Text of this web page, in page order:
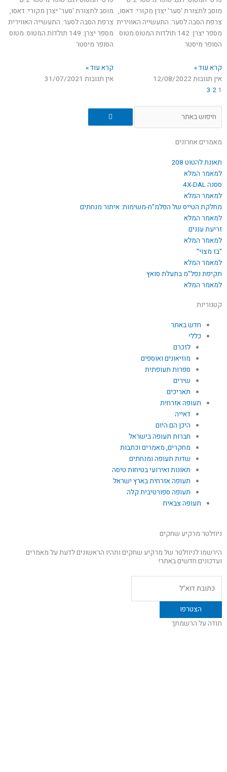
מוסב לתצורת 'סער' יצרן מקורי: דאסו,
צרפת הסבה לסער: התעשייה האווירית
מספר יצרן: 142 תולדות המטוס מטוס
הסופר מיסטר
קרא עוד »
אין תגובות12/08/2022
מוסב לתצורת 'סער' יצרן מקורי: דאסו,
צרפת הסבה לסער: התעשייה האווירית
מספר יצרן: 149 תולדות המטוס: מטוס
הסופר מיסטר
קרא עוד »
אין תגובות 31/07/2021
1
2
3
מאמרים אחרונים
תאונת להטוט 208
למאמר המלא
ססנה 4X-DAL
למאמר המלא
מחלקת הטייס של הפלמ"ח-משימות: איתור מנחתים
למאמר המלא
זריעת עננים
למאמר המלא
"בז מצוי"
למאמר המלא
תקיפת נפל"מ בתעלת סואץ
למאמר המלא
קטגוריות
חדש באתר
כללי
לזכרם
מוזיאונים ואוספים
ספרות תעופתית
שירים
תאריכים
תעופה אזרחית
דאייה
היכן הם היום
חברות תעופה בישראל
מחקרים, מאמרים וכתבות
שדות תעופה ומנחתים
תאונות ואירועי בטיחות טיסה
תעופה אזרחית בארץ ישראל
תעופה ספורטיבית קלה
תעופה צבאית
ניוזלטר מרקיע שחקים
הירשמו לניוזלטר של מרקיע שחקים ותהיו הראשונים לדעת על מאמרים
ועדכונים חדשים באתר!
תודה על הרשמתך